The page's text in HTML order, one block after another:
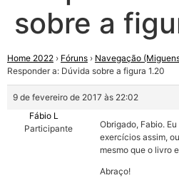
sobre a
Home 2022 › Fóruns › Navegação
Responder a: Dúvida sobre a figura 1.20
9 de fevereiro de 2017 às 22:02
Fábio L
Participante
Obrigado, Fabio.
exercícios assim,
mesmo que o livro
Abraço!